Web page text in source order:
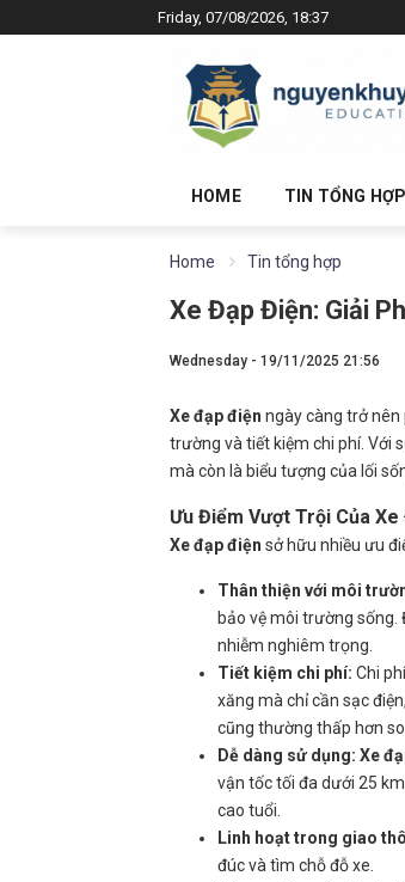
Friday, 07/08/2026, 18:37
HOME TIN TỔNG HỢP
Home Tin tổng hợp
Xe Đạp Điện: Giải
Wednesday - 19/11/2025 21:56
Xe đạp điện ngày càng trở nên
trường và tiết kiệm chi phí. Với
mà còn là biểu tượng của lối
Ưu Điểm Vượt Trội Của
Xe đạp điện sở hữu nhiều ưu
Thân thiện với môi
bảo vệ môi trường
nhiễm nghiêm trọng.
Tiết kiệm chi phí: Chi
xăng mà chỉ cần sạc
cũng thường thấp hơn so
Dễ dàng sử dụng: Xe
vận tốc tối đa dưới 25
cao tuổi.
Linh hoạt trong giao
đúc và tìm chỗ đỗ xe.